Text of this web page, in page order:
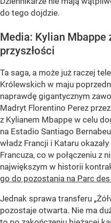
do tego dojdzie.
Media: Kylian Mbappe
przyszłości
Ta saga, a może już raczej
Królewskich w maju
naprawdę gigantycznym
Madryt Florentino Perez
z Kylianem Mbappe w celu
na Estadio Santiago
władz Francji i Kataru
Francuza, co w połączeniu z
największym w historii
go do pozostania na Parc
Jednak sprawa transferu
pozostaje otwarta. Nie ma